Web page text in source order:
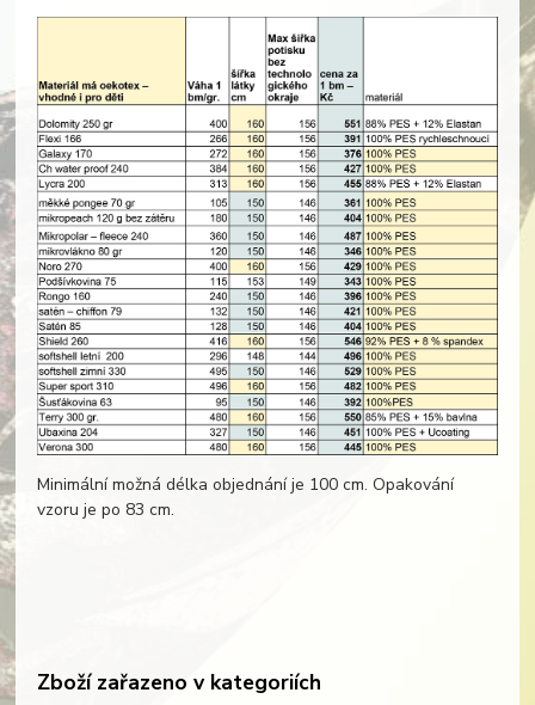
Minimální možná délka objednání je 100 cm. Opakování
vzoru je po 83 cm.
Zboží zařazeno v kategoriích